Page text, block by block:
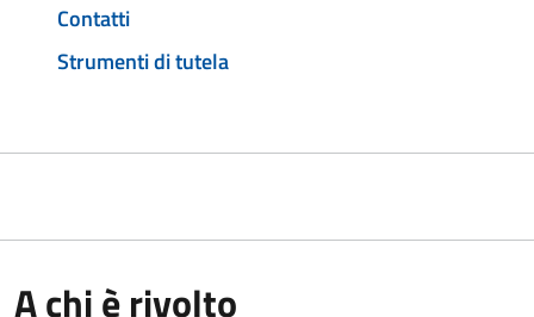
Contatti
Strumenti di tutela
A chi è rivolto